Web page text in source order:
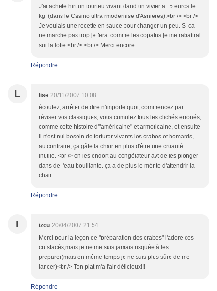
J'ai achete hirt un tourteu vivant dand un vivier a...5 euros le
kg. (dans le Casino ultra rmodernise d'Asnieres).<br /> <br />
Je voulais une recette en sauce pour changer un peu. Si ca
ne marche pas trop je ferai comme les copains je me rabattrai
sur la lotte.<br /> <br /> Merci encore
Répondre
L lise 20/11/2007 10:08
écoutez, arrêter de dire n'importe quoi; commencez par
réviser vos classiques; vous cumulez tous les clichés erronés,
comme cette histoire d'"américaine" et armoricaine, et ensuite
il n'est nul besoin de torturer vivants les crabes et homards,
au contraire, ça gâte la chair en plus d'être une cruauté
inutile. <br /> on les endort au congélateur avt de les plonger
dans de l'eau bouillante. ça a de plus le mérite d'attendrir la
chair .
Répondre
I izou 20/04/2007 21:54
Merci pour la leçon de "préparation des crabes" j'adore ces
crustacés,mais je ne me suis jamais risquée à les
préparer(mais en même temps je ne suis plus sûre de me
lancer)<br /> Ton plat m'a l'air délicieux!!!
Répondre